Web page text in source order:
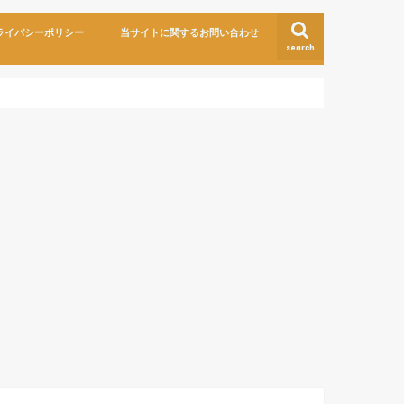
search
イバシーポリシー 当サイトに関するお問い合わせ